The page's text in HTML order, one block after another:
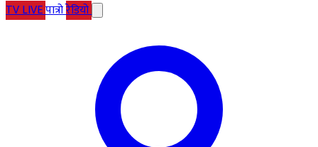
TVLIVEपात्रोरेडियो